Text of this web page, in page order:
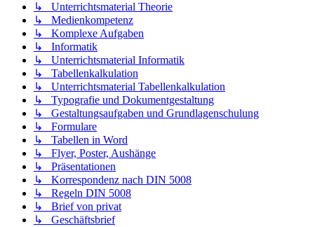
↳ Unterrichtsmaterial Theorie
↳ Medienkompetenz
↳ Komplexe Aufgaben
↳ Informatik
↳ Unterrichtsmaterial Informatik
↳ Tabellenkalkulation
↳ Unterrichtsmaterial Tabellenkalkulation
↳ Typografie und Dokumentgestaltung
↳ Gestaltungsaufgaben und Grundlagenschulung
↳ Formulare
↳ Tabellen in Word
↳ Flyer, Poster, Aushänge
↳ Präsentationen
↳ Korrespondenz nach DIN 5008
↳ Regeln DIN 5008
↳ Brief von privat
↳ Geschäftsbrief